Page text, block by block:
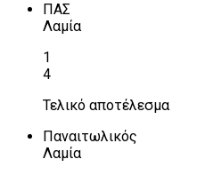
ΠΑΣ
Λαμία
1
4
Τελικό αποτέλεσμα
Παναιτωλικός
Λαμία